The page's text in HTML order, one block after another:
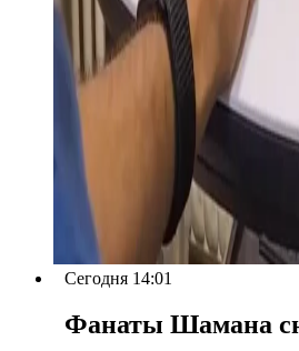
Сегодня 14:01
Фанаты Шамана